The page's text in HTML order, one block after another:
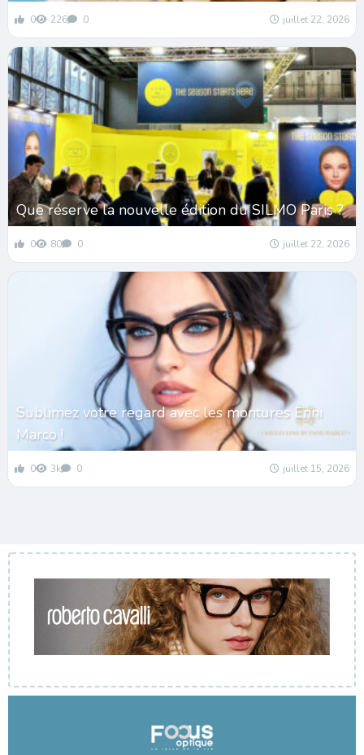
0 226 0 juillet 22, 2026
Que réserve la nouvelle édition du SILMO Paris ?
0 80 0 juillet 22, 2026
Sublimez votre regard avec les montures Enni
Marco !
0 3k 0 juillet 15, 2026